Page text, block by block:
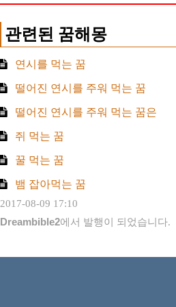
관련된 꿈해몽
연시를 먹는 꿈
떨어진 연시를 주워 먹는 꿈
떨어진 연시를 주워 먹는 꿈은
쥐 먹는 꿈
꿀 먹는 꿈
뱀 잡아먹는 꿈
2017-08-09 17:10
Dreambible2에서 발행이 되었습니다.